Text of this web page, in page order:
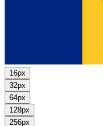
16px
32px
64px
128px
256px